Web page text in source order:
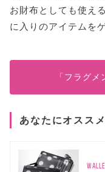
お財布としても使え
に入りのアイテムを
「フラグ
あなたにオスス